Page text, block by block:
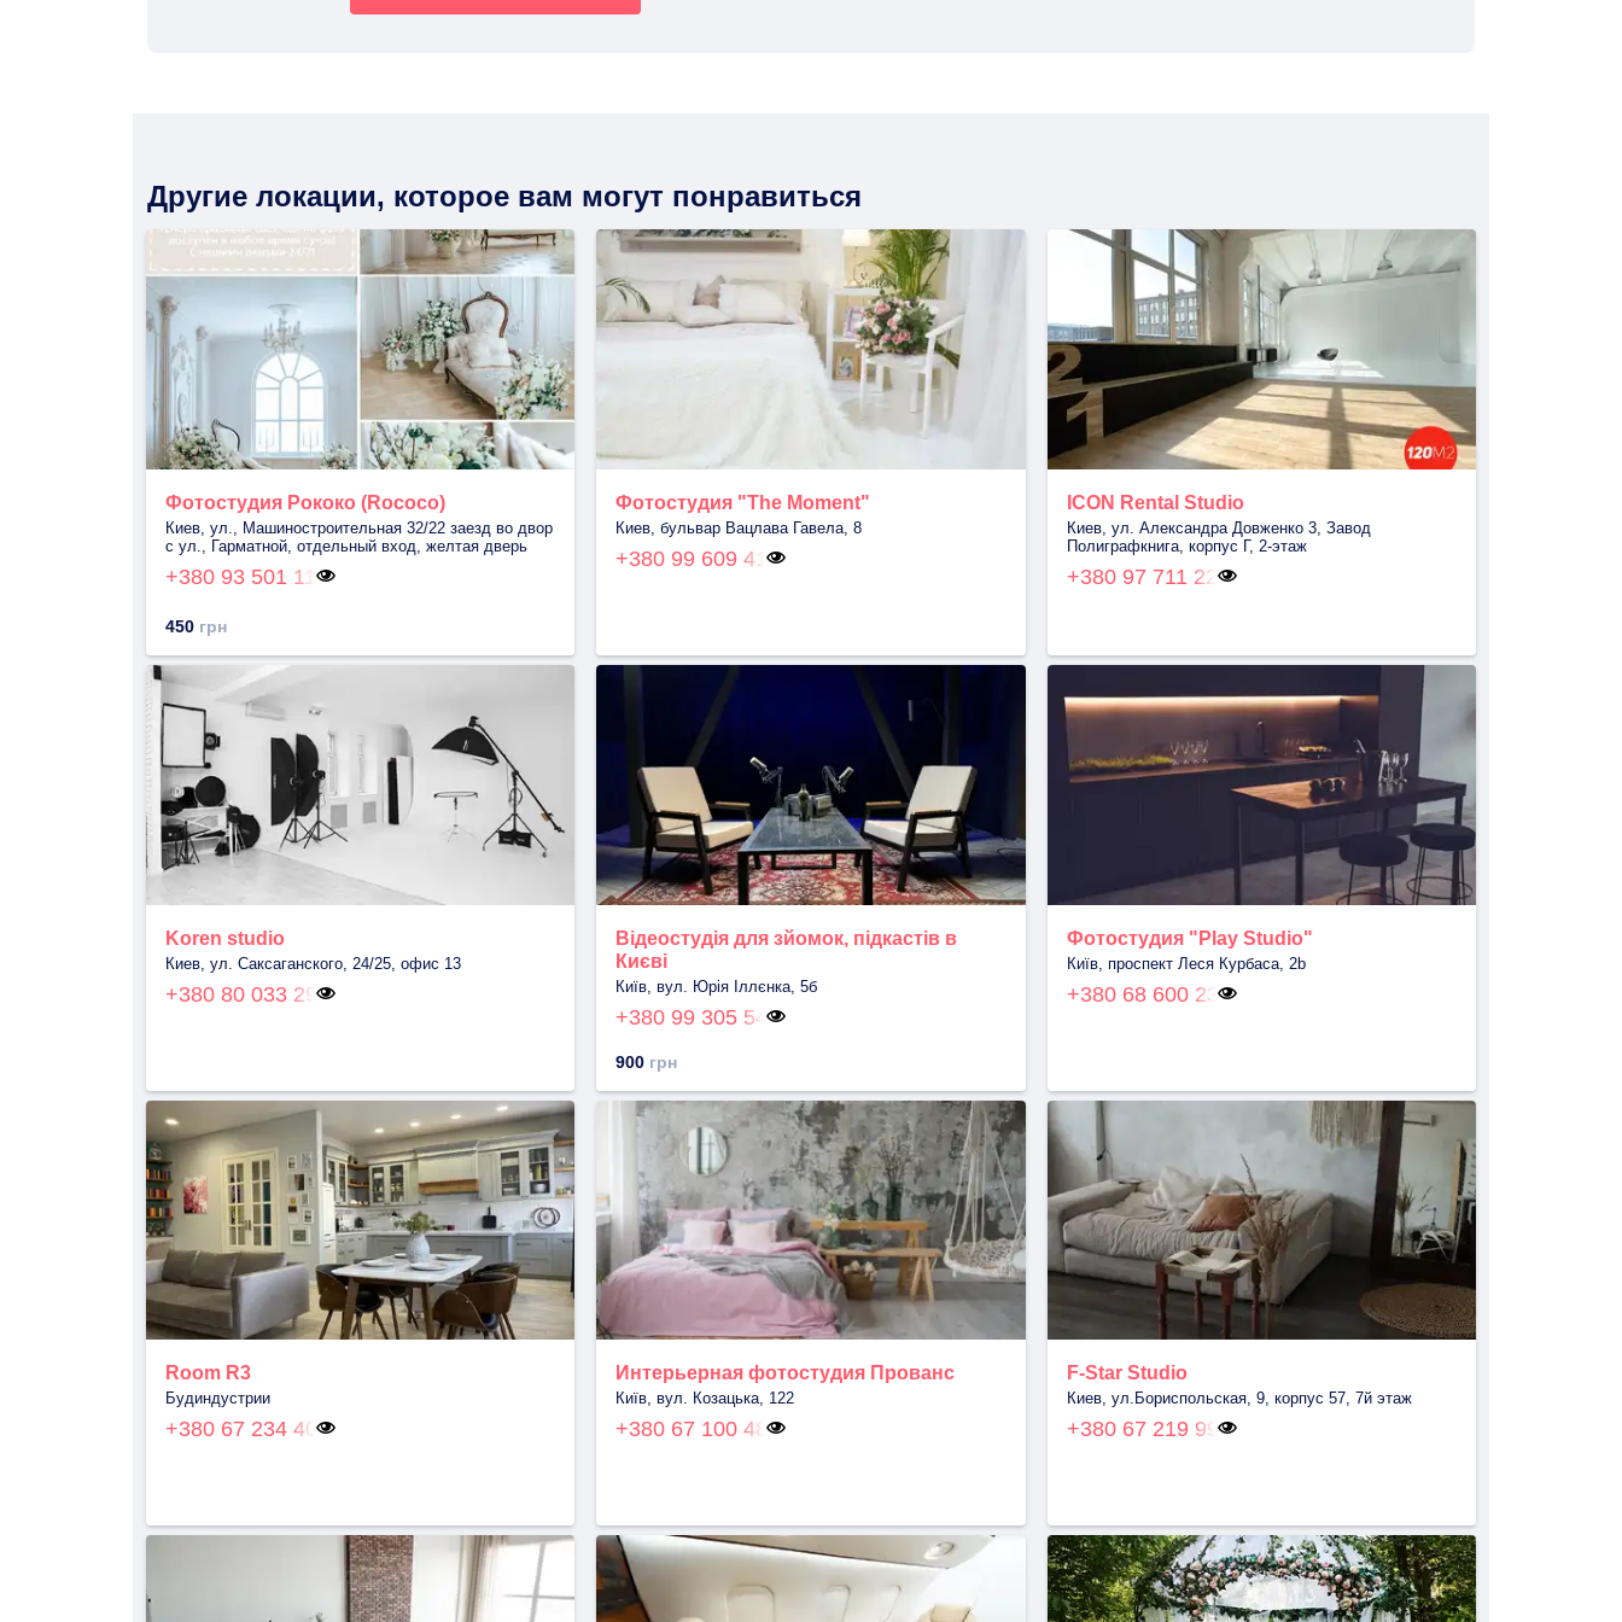
Другие локации, которое вам могут понравиться
Фотостудия Рококо (Rococo)
Киев, ул., Машиностроительная 32/22 заезд во двор
с ул., Гарматной, отдельный вход, желтая дверь
+380 93 501 11
450 грн
Фотостудия "The Moment"
Киев, бульвар Вацлава Гавела, 8
+380 99 609 41
ICON Rental Studio
Киев, ул. Александра Довженко 3, Завод
Полиграфкнига, корпус Г, 2-этаж
+380 97 711 22
Koren studio
Киев, ул. Саксаганского, 24/25, офис 13
+380 80 033 29
Відеостудія для зйомок, підкастів в
Києві
Київ, вул. Юрія Іллєнка, 5б
+380 99 305 54
900 грн
Фотостудия "Play Studio"
Київ, проспект Леся Курбаса, 2b
+380 68 600 23
Room R3
Будиндустрии
+380 67 234 40
Интерьерная фотостудия Прованс
Київ, вул. Козацька, 122
+380 67 100 48
F-Star Studio
Киев, ул.Бориспольская, 9, корпус 57, 7й этаж
+380 67 219 99